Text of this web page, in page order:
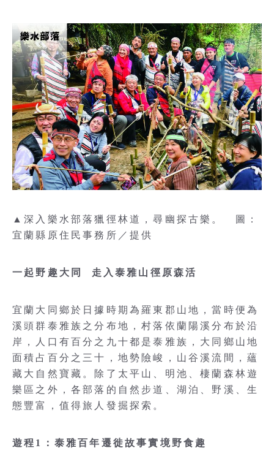
▲深入樂水部落獵徑林道，尋幽探古樂。 圖：
宜蘭縣原住民事務所／提供
一起野趣大同 走入泰雅山徑原森活
宜蘭大同鄉於日據時期為羅東郡山地，當時便為
溪頭群泰雅族之分布地，村落依蘭陽溪分布於沿
岸，人口有百分之九十都是泰雅族，大同鄉山地
面積占百分之三十，地勢險峻，山谷溪流間，蘊
藏大自然寶藏。除了太平山、明池、棲蘭森林遊
樂區之外，各部落的自然步道、湖泊、野溪、生
態豐富，值得旅人發掘探索。
遊程1：泰雅百年遷徙故事實境野食趣